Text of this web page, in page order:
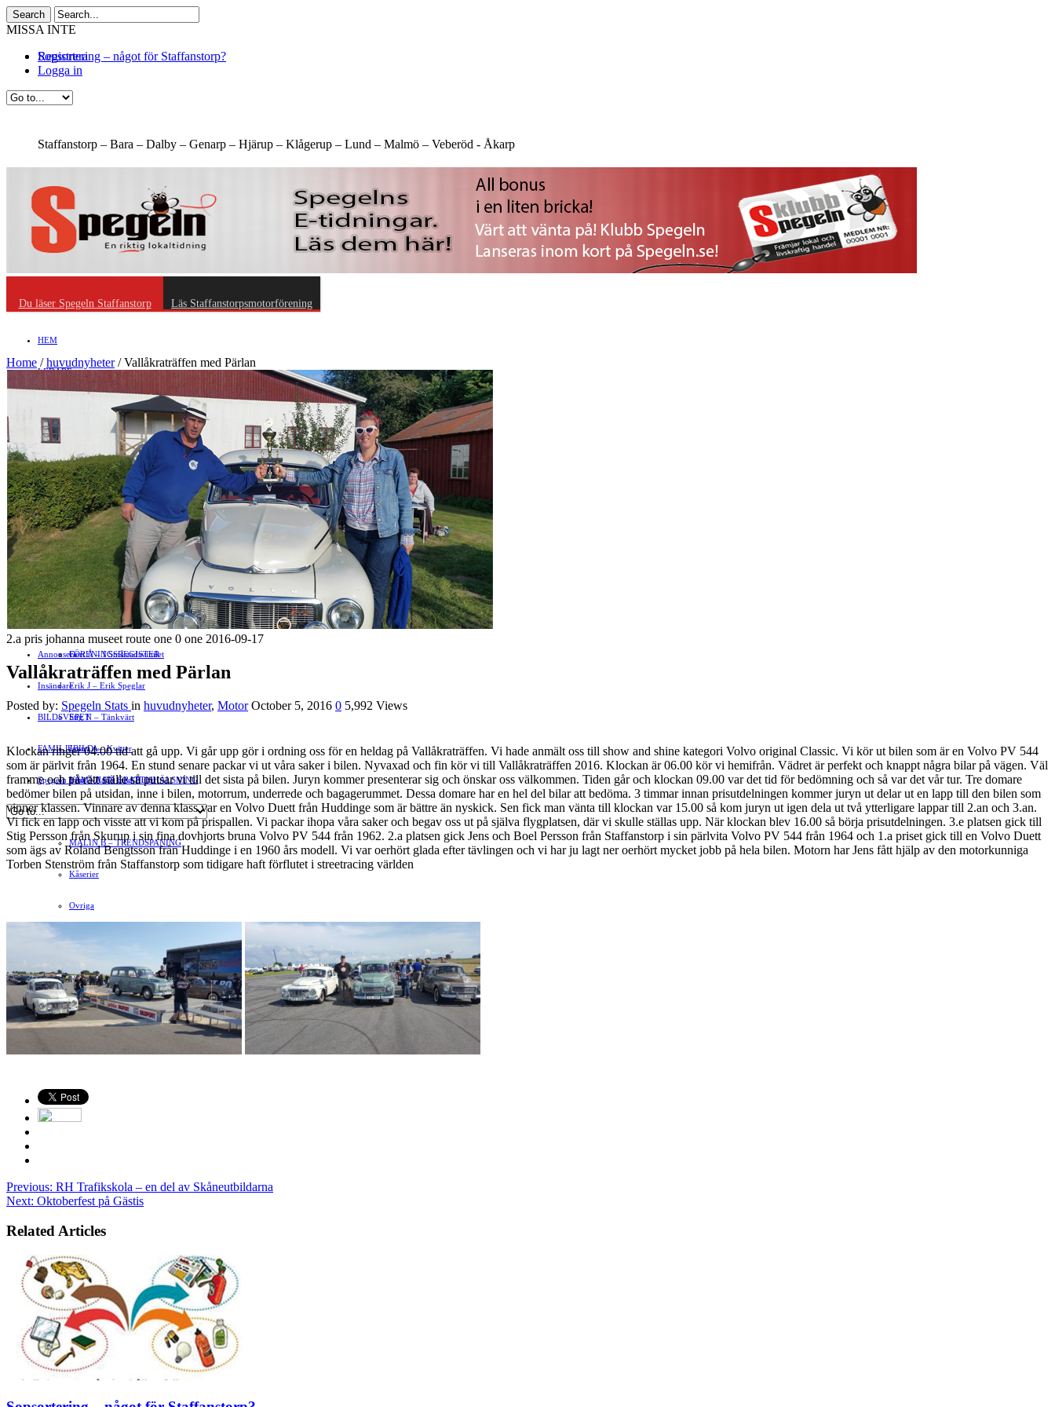
MISSA INTE
Sopsortering – något för Staffanstorp?
Höns utställning på Hvilan utbildning utanför Staffanstorp
Registrera
Logga in
Staffanstorp – Bara – Dalby – Genarp – Hjärup – Klågerup – Lund – Malmö – Veberöd - Åkarp
Du läser Spegeln Staffanstorp Läs Staffanstorpsmotorförening
HEM
LEDARE
RIKSDEBATT
LOKALDEBATT
STAFFANSTORPS FULLMÄKTIGE
VAL 2014
NÖJE
KULTUR
Mat
RESOR
EVENEMANG
Evenemangskalender
Näringsliv »
JOBB
HANDEL
FÖRETAGSREGISTER
Föreningsliv »
FÖRENINGAR
SPORT
DJUR
FÖRENINGSARTIKLAR
FÖRENINGSREGISTER
HÄLSA
Motor
PORTRÄTT
Bloggar »
Gert Å – I Småstadsvimlet
Erik J – Erik Speglar
Stig N – Tänkvärt
Jenny A – Kvitter
Yrsa – Hand med Hund
Hvilan – Trädgårdstips
MALIN B – TRENDSPANING
Kåserier
Ovriga
Annonsera
Insändare
BILDSVEPET
FAMILJEBILD »
LÄMNA EN GRATTISHÄLSNING
Spegeln Info
Home /huvudnyheter/Vallåkraträffen med Pärlan
2.a pris johanna museet route one 0 one 2016-09-17
Vallåkraträffen med Pärlan
Posted by: Spegeln Stats in huvudnyheter, Motor October 5, 2016 0 5,992 Views
Klockan ringer 04.00 tid att gå upp. Vi går upp gör i ordning oss för en heldag på Vallåkraträffen. Vi hade anmält oss till show and shine kategori Volvo original Classic. Vi kör ut bilen som är en Volvo PV 544
som är pärlvit från 1964. En stund senare packar vi ut våra saker i bilen. Nyvaxad och fin kör vi till Vallåkraträffen 2016. Klockan är 06.00 kör vi hemifrån. Vädret är perfekt och knappt några bilar på vägen. Väl
framme och på rätt ställe så putsar vi till det sista på bilen. Juryn kommer presenterar sig och önskar oss välkommen. Tiden går och klockan 09.00 var det tid för bedömning och så var det vår tur. Tre domare
bedömer bilen på utsidan, inne i bilen, motorrum, underrede och bagagerummet. Dessa domare har en hel del bilar att bedöma. 3 timmar innan prisutdelningen kommer juryn ut delar ut en lapp till den bilen som
vinner klassen. Vinnare av denna klass var en Volvo Duett från Huddinge som är bättre än nyskick. Sen fick man vänta till klockan var 15.00 så kom juryn ut igen dela ut två ytterligare lappar till 2.an och 3.an.
Vi fick en lapp och visste att vi kom på prispallen. Vi packar ihopa våra saker och begav oss ut på själva flygplatsen, där vi skulle ställas upp. När klockan blev 16.00 så börja prisutdelningen. 3.e platsen gick till
Stig Persson från Skurup i sin fina dovhjorts bruna Volvo PV 544 från 1962. 2.a platsen gick Jens och Boel Persson från Staffanstorp i sin pärlvita Volvo PV 544 från 1964 och 1.a priset gick till en Volvo Duett
som ägs av Roland Bengtsson från Huddinge i en 1960 års modell. Vi var oerhört glada efter tävlingen och vi har ju lagt ner oerhört mycket jobb på hela bilen. Motorn har Jens fått hjälp av den motorkunniga
Torben Stenström från Staffanstorp som tidigare haft förflutet i streetracing världen
Previous: RH Trafikskola – en del av Skåneutbildarna
Next: Oktoberfest på Gästis
Related Articles